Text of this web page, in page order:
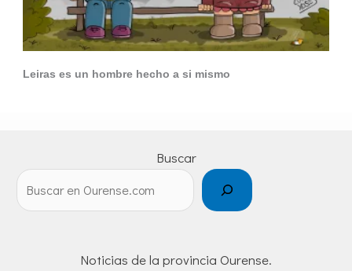
Leiras es un hombre hecho a si mismo
Buscar
Noticias de la provincia Ourense.